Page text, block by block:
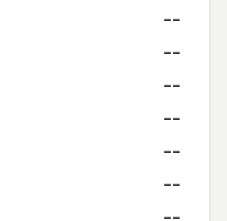
--
--
--
--
--
--